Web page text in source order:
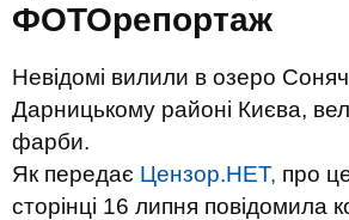
ФОТОрепортаж
Невідомі вилили в озеро
Дарницькому районі Києва,
фарби.
Як передає Цензор.НЕТ, про
сторінці 16 липня повідомила